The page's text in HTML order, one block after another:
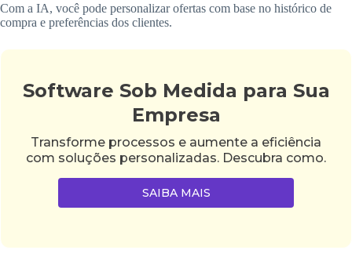
Com a IA, você pode personalizar ofertas com base no histórico de
compra e preferências dos clientes.
Software Sob Medida para Sua
Empresa
Transforme processos e aumente a eficiência
com soluções personalizadas. Descubra como.
SAIBA MAIS